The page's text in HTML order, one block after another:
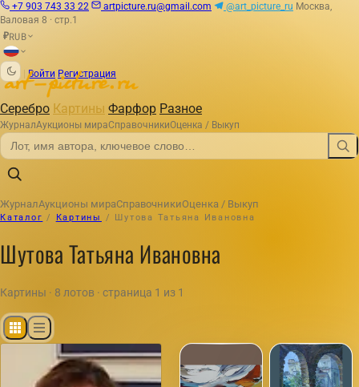
+7 903 743 33 22 artpicture.ru@gmail.com @art_picture_ru Москва,
Валовая 8 · стр.1
₽RUB
Войти Регистрация
Серебро Картины Фарфор Разное
ЖурналАукционы мираСправочникиОценка / Выкуп
ЖурналАукционы мираСправочникиОценка / Выкуп
Каталог / Картины / Шутова Татьяна Ивановна
Шутова Татьяна Ивановна
Картины · 8 лотов · страница 1 из 1